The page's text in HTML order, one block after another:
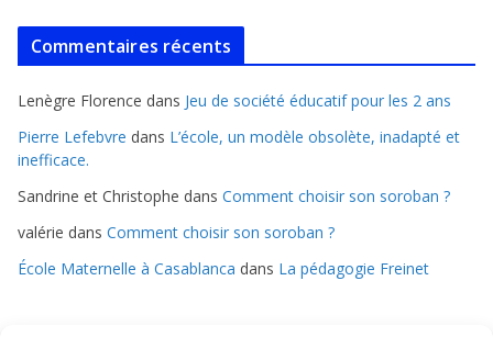
Commentaires récents
Lenègre Florence dans Jeu de société éducatif pour les 2 ans
Pierre Lefebvre dans L’école, un modèle obsolète, inadapté et
inefficace.
Sandrine et Christophe dans Comment choisir son soroban ?
valérie dans Comment choisir son soroban ?
École Maternelle à Casablanca dans La pédagogie Freinet